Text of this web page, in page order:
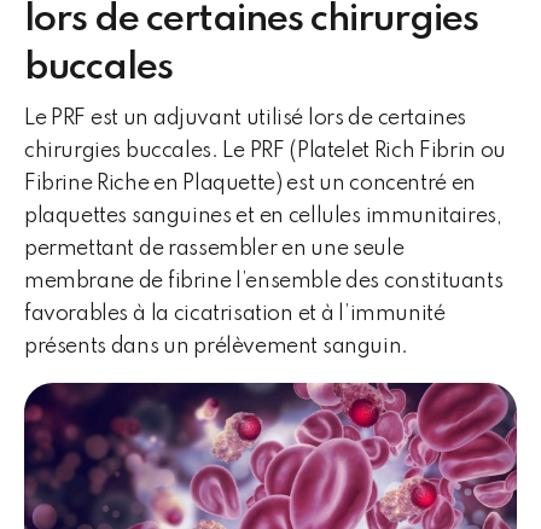
lors de certaines chirurgies
buccales
Le PRF est un adjuvant utilisé lors de certaines
chirurgies buccales. Le PRF (Platelet Rich Fibrin ou
Fibrine Riche en Plaquette) est un concentré en
plaquettes sanguines et en cellules immunitaires,
permettant de rassembler en une seule
membrane de fibrine l’ensemble des constituants
favorables à la cicatrisation et à l’immunité
présents dans un prélèvement sanguin.